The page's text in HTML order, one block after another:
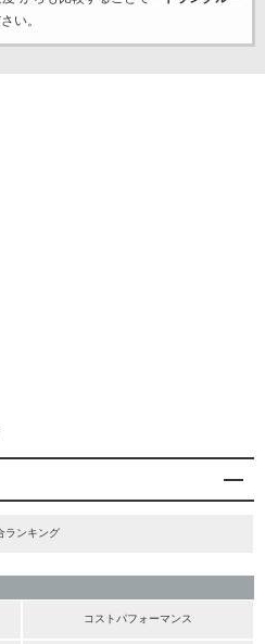
い。
ランキング
コストパフォーマンス